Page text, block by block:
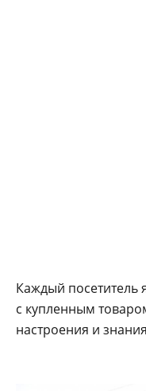
Каждый посетитель
с купленным
настроения и